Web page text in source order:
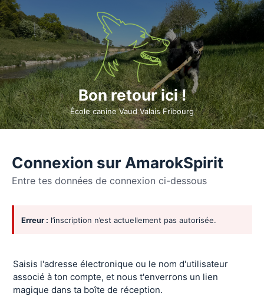
Connexion sur AmarokSpirit
Entre tes données de connexion ci-dessous
Se
connecter
Erreur : l’inscription n’est actuellement pas autorisée.
Saisis l'adresse électronique ou le nom d'utilisateur
associé à ton compte, et nous t'enverrons un lien
magique dans ta boîte de réception.
Bon retour ici !
École canine Vaud Valais Fribourg